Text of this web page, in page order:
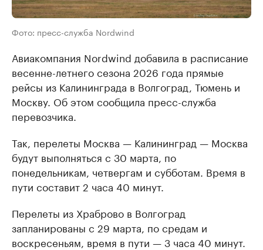
Фото: пресс-служба Nordwind
Авиакомпания Nordwind добавила в расписание
весенне-летнего сезона 2026 года прямые
рейсы из Калининграда в Волгоград, Тюмень и
Москву. Об этом сообщила пресс-служба
перевозчика.
Так, перелеты Москва — Калининград — Москва
будут выполняться с 30 марта, по
понедельникам, четвергам и субботам. Время в
пути составит 2 часа 40 минут.
Перелеты из Храброво в Волгоград
запланированы с 29 марта, по средам и
воскресеньям, время в пути — 3 часа 40 минут.